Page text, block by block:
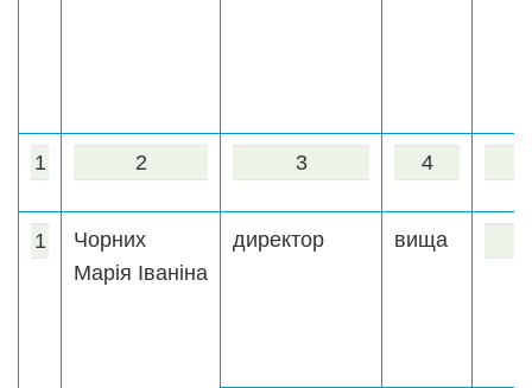
1 2 3 4
1
Чорних
Марія Іваніна
директор вища